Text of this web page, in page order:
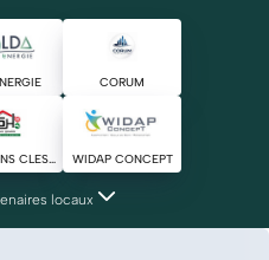
CORUM
SOLUTIONS CLES HABITAT WIDAP CONCEPT
locaux